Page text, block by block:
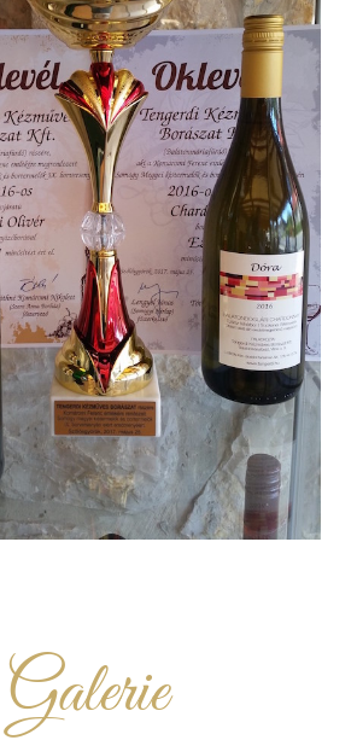
Galerie